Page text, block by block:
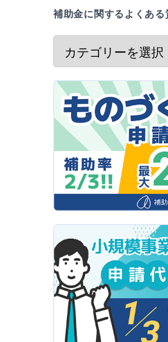
補助金に関するよくある